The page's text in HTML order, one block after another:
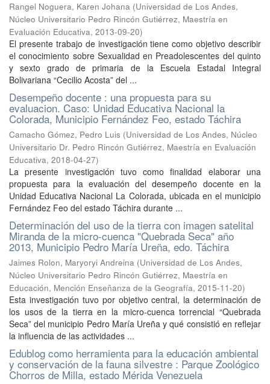
Rangel Noguera, Karen Johana (Universidad de Los Andes,
Núcleo Universitario Pedro Rincón Gutiérrez, Maestría en
Evaluación Educativa, 2013-09-20)
El presente trabajo de investigación tiene como objetivo describir
el conocimiento sobre Sexualidad en Preadolescentes del quinto
y sexto grado de primaria de la Escuela Estadal Integral
Bolivariana “Cecilio Acosta” del ...
Desempeño docente : una propuesta para su
evaluacion. Caso: Unidad Educativa Nacional la
Colorada, Municipio Fernández Feo, estado Táchira
Camacho Gómez, Pedro Luis (Universidad de Los Andes, Núcleo
Universitario Dr. Pedro Rincón Gutiérrez, Maestría en Evaluación
Educativa, 2018-04-27)
La presente investigación tuvo como finalidad elaborar una
propuesta para la evaluación del desempeño docente en la
Unidad Educativa Nacional La Colorada, ubicada en el municipio
Fernández Feo del estado Táchira durante ...
Determinación del uso de la tierra con imagen satelital
Miranda de la micro-cuenca "Quebrada Seca" año
2013, Municipio Pedro María Ureña, edo. Táchira
Jaimes Rolon, Maryoryi Andreina (Universidad de Los Andes,
Núcleo Universitario Pedro Rincón Gutiérrez, Maestría en
Educación, Mención Enseñanza de la Geografía, 2015-11-20)
Esta investigación tuvo por objetivo central, la determinación de
los usos de la tierra en la micro-cuenca torrencial “Quebrada
Seca” del municipio Pedro María Ureña y qué consistió en reflejar
la influencia de las actividades ...
Edublog como herramienta para la educación ambiental
y conservación de la fauna silvestre : Parque Zoológico
Chorros de Milla, estado Mérida Venezuela